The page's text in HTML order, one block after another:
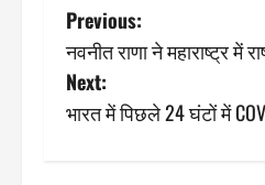
P
o
s
Previous:
नवनीत राणा ने महाराष्ट्र में
Next:
भारत में पिछले 24 घंटों में